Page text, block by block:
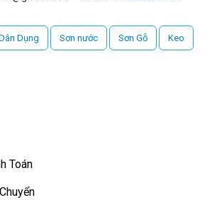
Dụng Sơn nước Sơn Gỗ Keo
Toán